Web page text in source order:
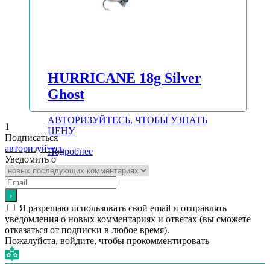
HURRICANE 18g Silver
Ghost
АВТОРИЗУЙТЕСЬ, ЧТОБЫ УЗНАТЬ
ЦЕНУ
Подробнее
1
Подписаться
авторизуйтесь
Уведомить о
Я разрешаю использовать свой email и отправлять
уведомления о новых комментариях и ответах (вы cможете
отказаться от подписки в любое время).
Пожалуйста, войдите, чтобы прокомментировать